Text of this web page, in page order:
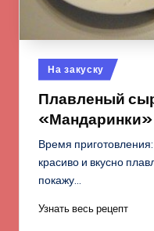
Опубликовано
в
На закуску
Плавленый
«Мандаринки»
Время
красиво и вкусно
покажу…
Узнать весь рецепт